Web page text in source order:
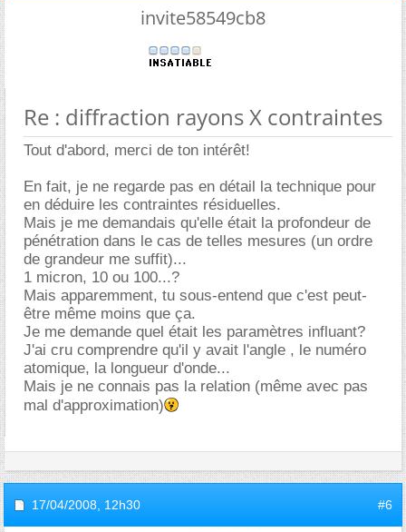
invite58549cb8
Re : diffraction rayons X contraintes
Tout d'abord, merci de ton intérêt!
En fait, je ne regarde pas en détail la technique pour
en déduire les contraintes résiduelles.
Mais je me demandais qu'elle était la profondeur de
pénétration dans le cas de telles mesures (un ordre
de grandeur me suffit)...
1 micron, 10 ou 100...?
Mais apparemment, tu sous-entend que c'est peut-
être même moins que ça.
Je me demande quel était les paramètres influant?
J'ai cru comprendre qu'il y avait l'angle , le numéro
atomique, la longueur d'onde...
Mais je ne connais pas la relation (même avec pas
mal d'approximation)
17/04/2008, 12h30 #6